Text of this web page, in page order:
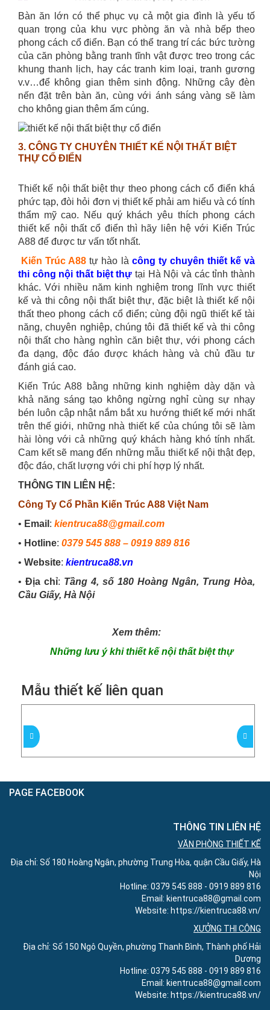
Bàn ăn lớn có thể phục vụ cả một gia đình là yếu tố
quan trọng của khu vực phòng ăn và nhà bếp theo
phong cách cổ điển. Bạn có thể trang trí các bức tường
của căn phòng bằng tranh tĩnh vật được treo trong các
khung thanh lịch, hay các tranh kim loại, tranh gương
v.v…để không gian thêm sinh động. Những cây đèn
nến đặt trên bàn ăn, cùng với ánh sáng vàng sẽ làm
cho không gian thêm ấm cúng.
3. CÔNG TY CHUYÊN THIẾT KẾ NỘI THẤT BIỆT
THỰ CỔ ĐIỂN
Thiết kế nội thất biệt thự theo phong cách cổ điển khá
phức tạp, đòi hỏi đơn vị thiết kế phải am hiểu và có tính
thẩm mỹ cao. Nếu quý khách yêu thích phong cách
thiết kế nội thất cổ điển thì hãy liên hệ với Kiến Trúc
A88 để được tư vấn tốt nhất.
Kiến Trúc A88 tự hào là công ty chuyên thiết kế và
thi công nội thất biệt thự tại Hà Nội và các tỉnh thành
khác. Với nhiều năm kinh nghiệm trong lĩnh vực thiết
kế và thi công nội thất biệt thự, đặc biệt là thiết kế nội
thất theo phong cách cổ điển; cùng đội ngũ thiết kế tài
năng, chuyên nghiệp, chúng tôi đã thiết kế và thi công
nội thất cho hàng nghìn căn biệt thự, với phong cách
đa dạng, độc đáo được khách hàng và chủ đầu tư
đánh giá cao.
Kiến Trúc A88 bằng những kinh nghiệm dày dặn và
khả năng sáng tạo không ngừng nghỉ cùng sự nhạy
bén luôn cập nhật nắm bắt xu hướng thiết kế mới nhất
trên thế giới, những nhà thiết kế của chúng tôi sẽ làm
hài lòng với cả những quý khách hàng khó tính nhất.
Cam kết sẽ mang đến những mẫu thiết kế nội thật đẹp,
độc đáo, chất lượng với chi phí hợp lý nhất.
THÔNG TIN LIÊN HỆ:
Công Ty Cổ Phần Kiến Trúc A88 Việt Nam
• Email : kientruca88@gmail.com
• Hotline: 0379 545 888 – 0919 889 816
• Website: kientruca88.vn
• Địa chỉ: Tầng 4, số 180 Hoàng Ngân, Trung Hòa,
Cầu Giấy, Hà Nội
Xem thêm:
Những lưu ý khi thiết kế nội thất biệt thự
Mẫu thiết kế liên quan
PAGE FACEBOOK
THÔNG TIN LIÊN HỆ
VĂN PHÒNG THIẾT KẾ
Địa chỉ: Số 180 Hoàng Ngân, phường Trung Hòa, quận Cầu Giấy, Hà
Nội
Hotline: 0379 545 888 - 0919 889 816
Email: kientruca88@gmail.com
Website: https://kientruca88.vn/
XƯỞNG THI CÔNG
Địa chỉ: Số 150 Ngô Quyền, phường Thanh Bình, Thành phố Hải
Dương
Hotline: 0379 545 888 - 0919 889 816
Email: kientruca88@gmail.com
Website: https://kientruca88.vn/